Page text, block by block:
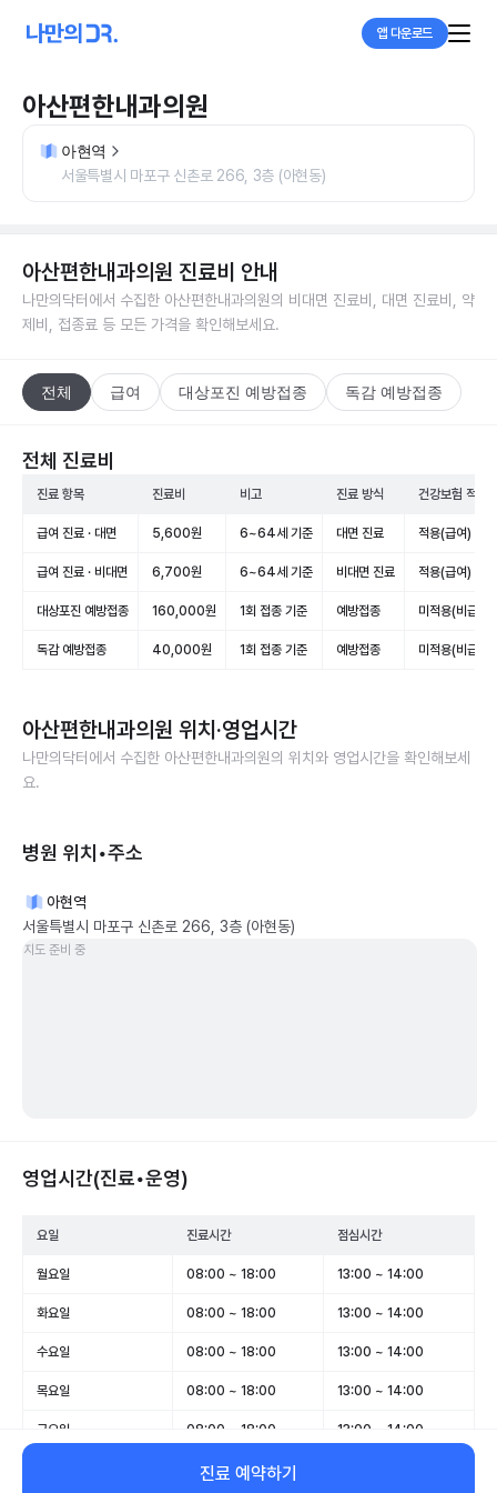
앱 다운로드
아산편한내과의원
아현역
서울특별시 마포구 신촌로 266, 3층 (아현동)
아산편한내과의원 진료비 안내
나만의닥터에서 수집한 아산편한내과의원의 비대면 진료비, 대면 진료비, 약
제비, 접종료 등 모든 가격을 확인해보세요.
전체 급여 대상포진 예방접종 독감 예방접종
전체 진료비
진료 항목 진료비 비고 진료 방식 건강보험 적용
급여 진료 · 대면 5,600원 6~64세 기준 대면 진료 적용(급여)
급여 진료 · 비대면 6,700원 6~64세 기준 비대면 진료 적용(급여)
대상포진 예방접종 160,000원 1회 접종 기준 예방접종 미적용(비급여)
독감 예방접종 40,000원 1회 접종 기준 예방접종 미적용(비급여)
아산편한내과의원 위치·영업시간
나만의닥터에서 수집한 아산편한내과의원의 위치와 영업시간을 확인해보세
요.
병원 위치•주소
아현역
서울특별시 마포구 신촌로 266, 3층 (아현동)
지도 준비 중
영업시간(진료•운영)
요일 진료시간 점심시간
월요일 08:00 ~ 18:00 13:00 ~ 14:00
화요일 08:00 ~ 18:00 13:00 ~ 14:00
수요일 08:00 ~ 18:00 13:00 ~ 14:00
목요일 08:00 ~ 18:00 13:00 ~ 14:00
금요일 08:00 ~ 18:00 13:00 ~ 14:00
08:00 ~ 14:00
진료 예약하기